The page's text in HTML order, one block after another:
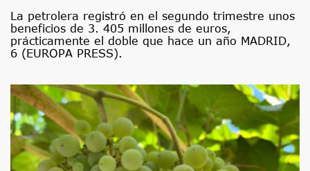
La petrolera registró en el segundo trimestre unos
beneficios de 3. 405 millones de euros,
prácticamente el doble que hace un año MADRID,
6 (EUROPA PRESS).